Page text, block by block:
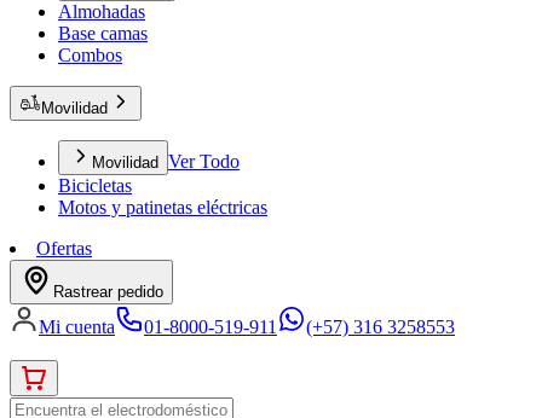
Almohadas
Base camas
Combos
Movilidad
Movilidad Ver Todo
Bicicletas
Motos y patinetas eléctricas
Ofertas
Rastrear pedido
Mi cuenta 01-8000-519-911 (+57) 316 3258553